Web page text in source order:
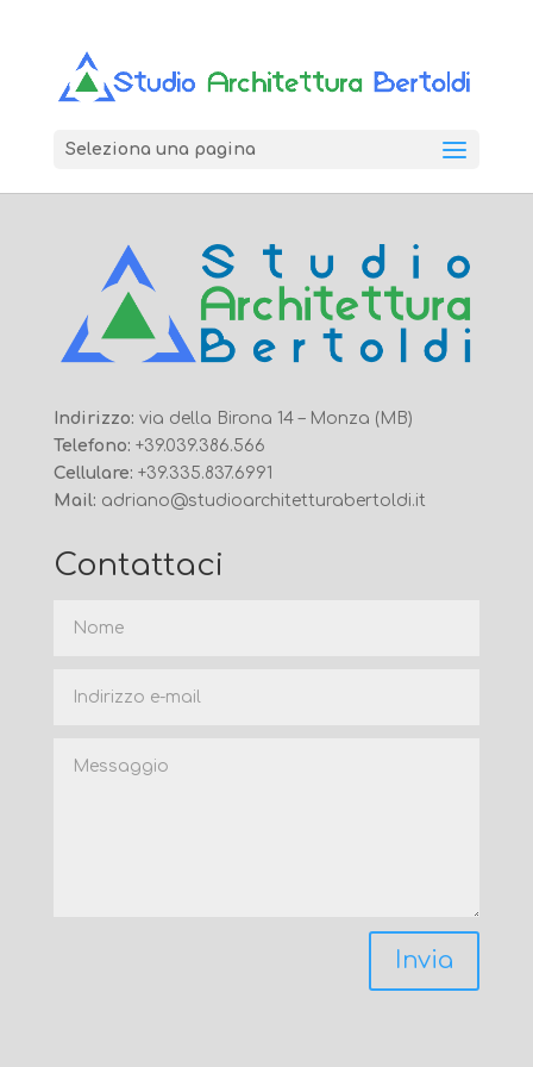
Seleziona una pagina
Indirizzo: via della Birona 14 – Monza (MB)
Telefono: +39.039.386.566
Cellulare: +39.335.837.6991
Mail: adriano@studioarchitetturabertoldi.it
Contattaci
Invia